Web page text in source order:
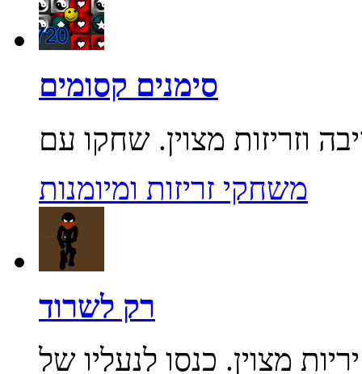
סימנים קסומים
משחקי זריזות ומיומנות
רק לשרוד